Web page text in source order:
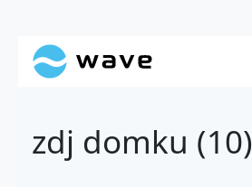
zdj domku (10)